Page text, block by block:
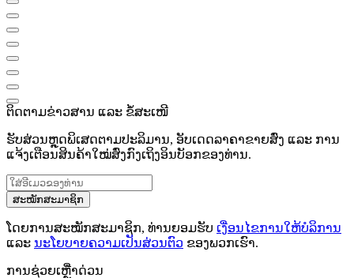
ຕິດຕາມຂ່າວສານ ແລະ ຂໍ້ສະເໜີ
ຮັບສ່ວນຫຼຸດພິເສດຕາມປະລິມານ, ອັບເດດລາຄາຂາຍສົ່ງ ແລະ ການ
ແຈ້ງເຕືອນສິນຄ້າໃໝ່ສົ່ງກົງເຖິງອິນບັອກຂອງທ່ານ.
ສະໝັກສະມາຊິກ
ໂດຍການສະໝັກສະມາຊິກ, ທ່ານຍອມຮັບ ເງື່ອນໄຂການໃຫ້ບໍລິການ
ແລະ ນະໂຍບາຍຄວາມເປັນສ່ວນຕົວ ຂອງພວກເຮົາ.
ການຊ່ວຍເຫຼືໍາດ່ວນ